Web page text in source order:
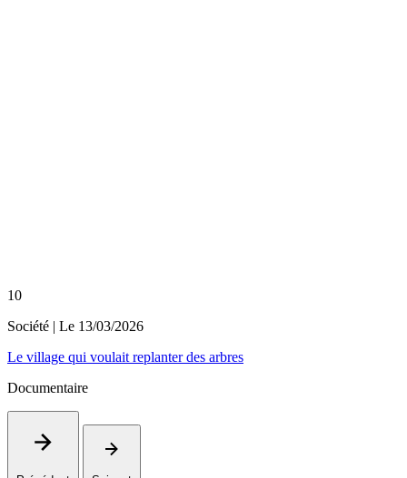
10
Société | Le 13/03/2026
Le village qui voulait replanter des arbres
Documentaire